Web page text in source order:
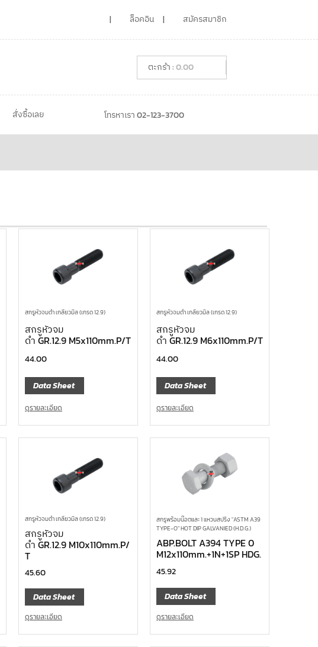
ล็อคอิน สมัครสมาชิก
0.00
สั่งซื้อเลย โทรหาเรา 02-123-3700
สกรูหัวจมดำ เกลียวมิล (เกรด 12.9)
สกรูหัวจม
ดำ GR.12.9 M5x110mm.P/T
44.00
Data Sheet
ดูรายละเอียด
สกรูหัวจมดำ เกลียวมิล (เกรด 12.9)
สกรูหัวจม
ดำ GR.12.9 M6x110mm.P/T
44.00
Data Sheet
ดูรายละเอียด
สกรูหัวจมดำ เกลียวมิล (เกรด 12.9)
สกรูหัวจม
ดำ GR.12.9 M10x110mm.P/
T
45.60
Data Sheet
ดูรายละเอียด
สกรูพร้อมน๊อตและ 1 แหวนสปริง "ASTM A39
TYPE-O" HOT DIP GALVANIED (H.D.G.)
ABP.BOLT A394 TYPE 0
M12x110mm.+1N+1SP HDG.
45.92
Data Sheet
ดูรายละเอียด